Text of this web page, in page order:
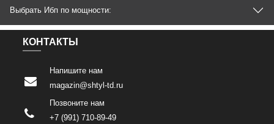
Выбрать Ибп по мощности:
КОНТАКТЫ
Напишите нам
magazin@shtyl-td.ru
Позвоните нам
+7 (991) 710-89-49